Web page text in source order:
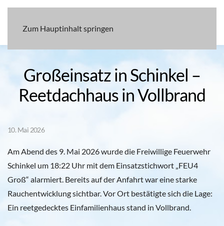
Zum Hauptinhalt springen
Großeinsatz in Schinkel –
Reetdachhaus in Vollbrand
10. Mai 2026
Am Abend des 9. Mai 2026 wurde die Freiwillige Feuerwehr
Schinkel um 18:22 Uhr mit dem Einsatzstichwort „FEU4
Groß“ alarmiert. Bereits auf der Anfahrt war eine starke
Rauchentwicklung sichtbar. Vor Ort bestätigte sich die Lage:
Ein reetgedecktes Einfamilienhaus stand in Vollbrand.